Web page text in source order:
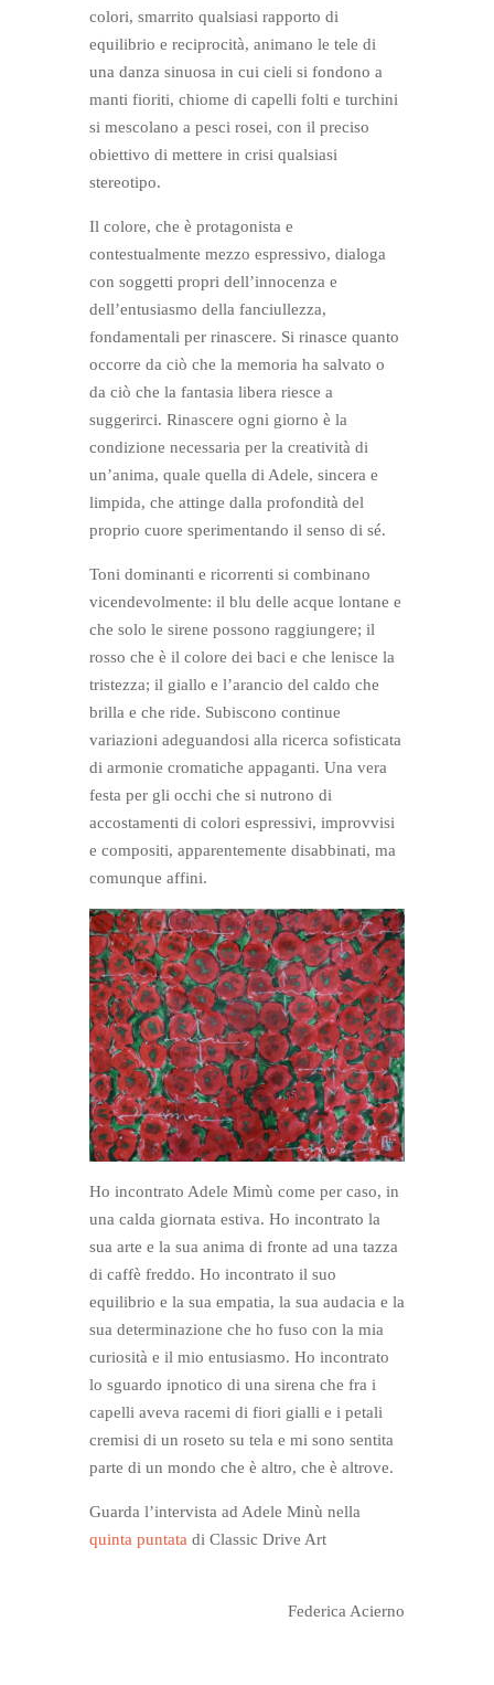
colori, smarrito qualsiasi rapporto di
equilibrio e reciprocità, animano le tele di
una danza sinuosa in cui cieli si fondono a
manti fioriti, chiome di capelli folti e turchini
si mescolano a pesci rosei, con il preciso
obiettivo di mettere in crisi qualsiasi
stereotipo.
Il colore, che è protagonista e
contestualmente mezzo espressivo, dialoga
con soggetti propri dell’innocenza e
dell’entusiasmo della fanciullezza,
fondamentali per rinascere. Si rinasce quanto
occorre da ciò che la memoria ha salvato o
da ciò che la fantasia libera riesce a
suggerirci. Rinascere ogni giorno è la
condizione necessaria per la creatività di
un’anima, quale quella di Adele, sincera e
limpida, che attinge dalla profondità del
proprio cuore sperimentando il senso di sé.
Toni dominanti e ricorrenti si combinano
vicendevolmente: il blu delle acque lontane e
che solo le sirene possono raggiungere; il
rosso che è il colore dei baci e che lenisce la
tristezza; il giallo e l’arancio del caldo che
brilla e che ride. Subiscono continue
variazioni adeguandosi alla ricerca sofisticata
di armonie cromatiche appaganti. Una vera
festa per gli occhi che si nutrono di
accostamenti di colori espressivi, improvvisi
e compositi, apparentemente disabbinati, ma
comunque affini.
Ho incontrato Adele Mimù come per caso, in
una calda giornata estiva. Ho incontrato la
sua arte e la sua anima di fronte ad una tazza
di caffè freddo. Ho incontrato il suo
equilibrio e la sua empatia, la sua audacia e la
sua determinazione che ho fuso con la mia
curiosità e il mio entusiasmo. Ho incontrato
lo sguardo ipnotico di una sirena che fra i
capelli aveva racemi di fiori gialli e i petali
cremisi di un roseto su tela e mi sono sentita
parte di un mondo che è altro, che è altrove.
Guarda l’intervista ad Adele Minù nella
quinta puntatadi Classic Drive Art
Federica Acierno